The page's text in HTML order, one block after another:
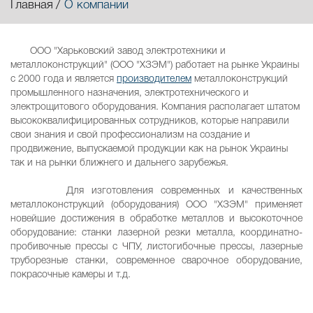
Главная О компании
ООО "Харьковский завод электротехники и
металлоконструкций" (ООО "ХЗЭМ") работает на рынке Украины
с 2000 года и является производителем металлоконструкций
промышленного назначения, электротехнического и
электрощитового оборудования. Компания располагает штатом
высококвалифицированных сотрудников, которые направили
свои знания и свой профессионализм на создание и
продвижение, выпускаемой продукции как на рынок Украины
так и на рынки ближнего и дальнего зарубежья.
Для изготовления современных и качественных
металлоконструкций (оборудования) ООО "ХЗЭМ" применяет
новейшие достижения в обработке металлов и высокоточное
оборудование: станки лазерной резки металла, координатно-
пробивочные прессы с ЧПУ, листогибочные прессы, лазерные
труборезные станки, современное сварочное оборудование,
покрасочные камеры и т.д.